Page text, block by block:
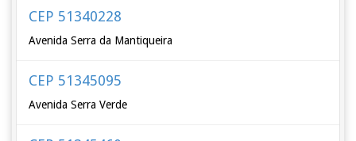
CEP 51340228
Avenida Serra da Mantiqueira
CEP 51345095
Avenida Serra Verde